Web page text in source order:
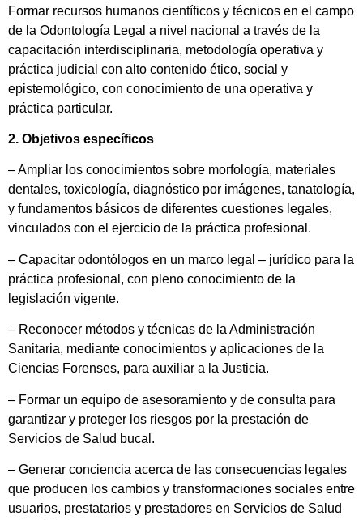
Formar recursos humanos científicos y técnicos en el campo
de la Odontología Legal a nivel nacional a través de la
capacitación interdisciplinaria, metodología operativa y
práctica judicial con alto contenido ético, social y
epistemológico, con conocimiento de una operativa y
práctica particular.
2. Objetivos específicos
– Ampliar los conocimientos sobre morfología, materiales
dentales, toxicología, diagnóstico por imágenes, tanatología,
y fundamentos básicos de diferentes cuestiones legales,
vinculados con el ejercicio de la práctica profesional.
– Capacitar odontólogos en un marco legal – jurídico para la
práctica profesional, con pleno conocimiento de la
legislación vigente.
– Reconocer métodos y técnicas de la Administración
Sanitaria, mediante conocimientos y aplicaciones de la
Ciencias Forenses, para auxiliar a la Justicia.
– Formar un equipo de asesoramiento y de consulta para
garantizar y proteger los riesgos por la prestación de
Servicios de Salud bucal.
– Generar conciencia acerca de las consecuencias legales
que producen los cambios y transformaciones sociales entre
usuarios, prestatarios y prestadores en Servicios de Salud